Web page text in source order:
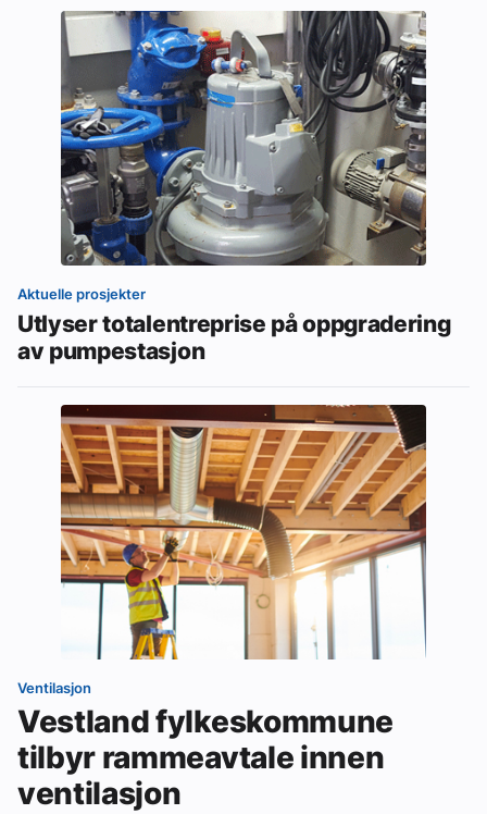
Aktuelle prosjekter
Utlyser totalentreprise på oppgradering
av pumpestasjon
Ventilasjon
Vestland fylkeskommune
tilbyr rammeavtale innen
ventilasjon